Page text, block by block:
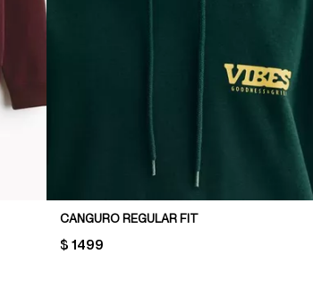
CANGURO REGULAR FIT
PRICE:
$ 1499